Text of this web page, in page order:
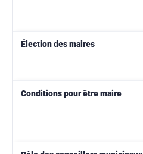
Élection des maires
Conditions pour être maire